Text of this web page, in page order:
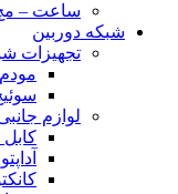
ساعت –
شبکه دوربین
تجهیزات
مودم
لوازم